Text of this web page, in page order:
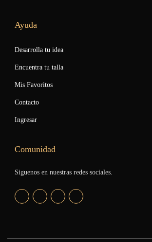
Ayuda
Desarrolla tu idea
Encuentra tu talla
Mis Favoritos
Contacto
Ingresar
Comunidad
Siguenos en nuestras redes sociales.